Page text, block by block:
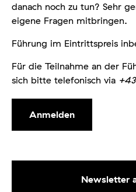
danach noch zu tun? Sehr
eigene Fragen mitbringen.
Führung im Eintrittspreis
Für die Teilnahme an der
sich bitte telefonisch via
Anmelden